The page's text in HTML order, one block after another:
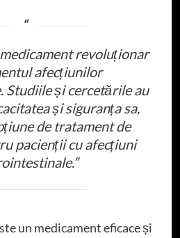
revoluționar
afecțiunilor
Studiile și cercetările au
și siguranța sa,
de tratament de
pacienții cu afecțiuni
un medicament eficace și